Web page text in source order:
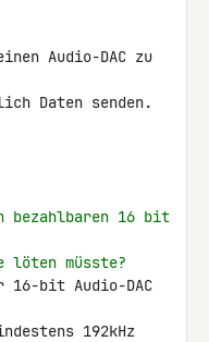
Audio-DAC zu
Daten senden.
bezahlbaren 16 bit
löten müsste?
bit Audio-DAC
192kHz